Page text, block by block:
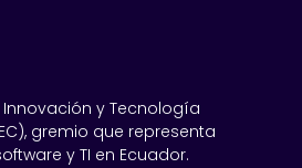
y Tecnología
gremio que representa
y TI en Ecuador.